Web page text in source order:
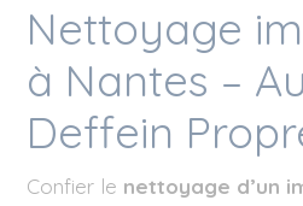
Nettoyage
à Nantes –
Deffein
Confier le nettoyage d’un